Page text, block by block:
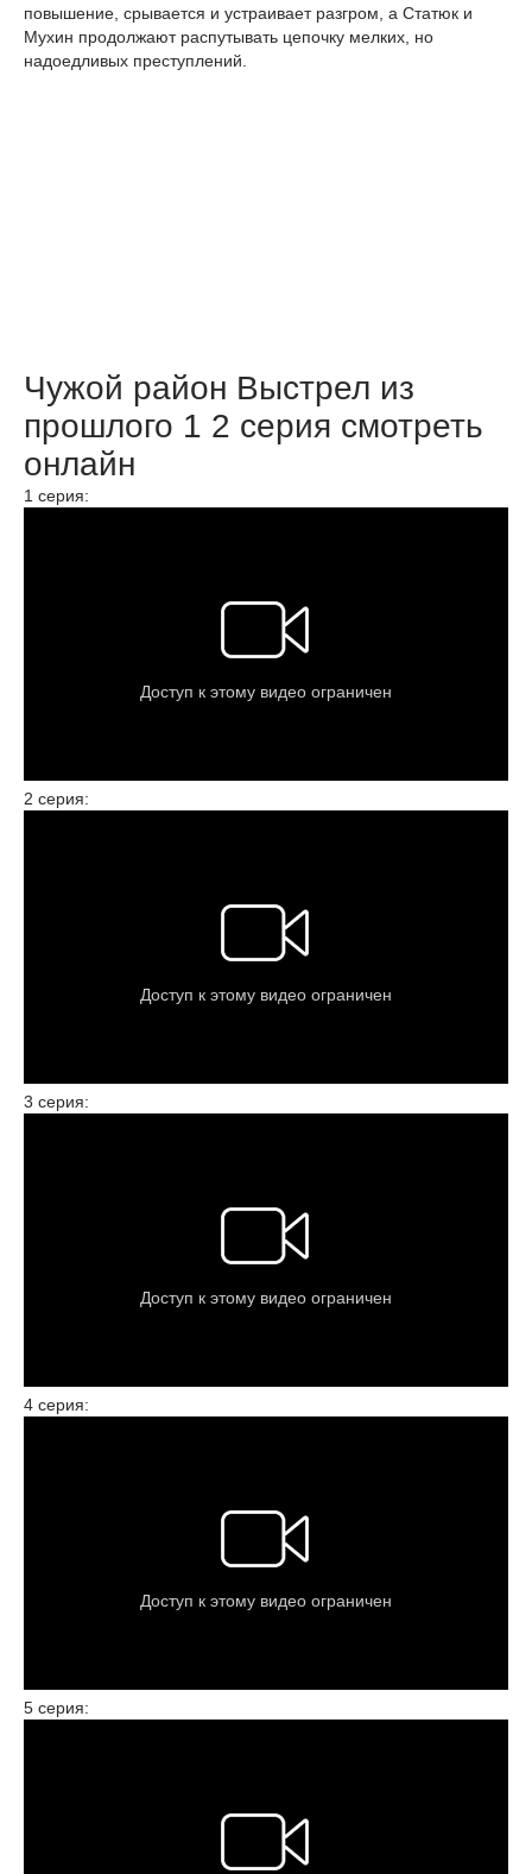
повышение, срывается и устраивает разгром, а Статюк и
Мухин продолжают распутывать цепочку мелких, но
надоедливых преступлений.
Чужой район Выстрел из
прошлого 1 2 серия смотреть
онлайн
1 серия:
2 серия:
3 серия:
4 серия:
5 серия: